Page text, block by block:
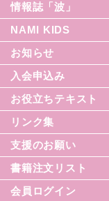
てんかん月間
てんかん基礎講座
世界てんかんの日
シリーズ援助の実際
てんかん入門シリー
なみセレクション
てんかんのDVD
情報誌「波」
NAMI KIDS
お知らせ
入会申込み
お役立ちテキスト
リンク集
支援のお願い
書籍注文リスト
会員ログイン